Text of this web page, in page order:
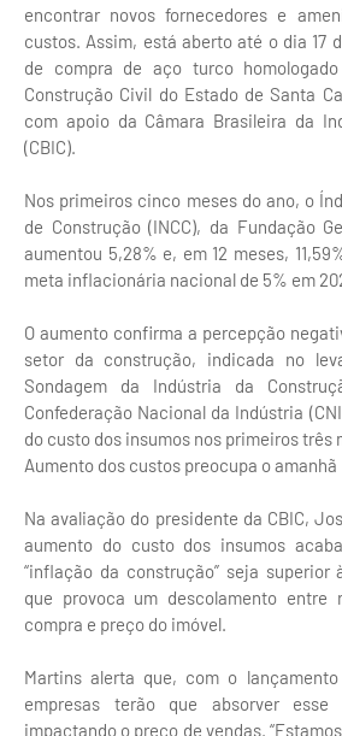
encontrar novos fornecedores e
custos. Assim, está aberto até o dia 17
de compra de aço turco
Construção Civil do Estado de Santa
com apoio da Câmara Brasileira da
(CBIC).
Nos primeiros cinco meses do ano, o
de Construção (INCC), da Fundação
aumentou 5,28% e, em 12 meses,
meta inflacionária nacional de 5% em
O aumento confirma a percepção
setor da construção, indicada no
Sondagem da Indústria da
Confederação Nacional da Indústria
do custo dos insumos nos primeiros três
Aumento dos custos preocupa o amanhã
Na avaliação do presidente da CBIC,
aumento do custo dos insumos
“inflação da construção” seja
que provoca um descolamento entre
compra e preço do imóvel.
Martins alerta que, com o
empresas terão que absorver esse
impactando o preço de vendas.